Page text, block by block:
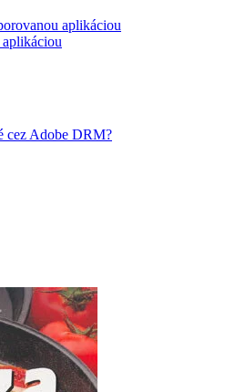
aplikáciou
cez Adobe DRM?